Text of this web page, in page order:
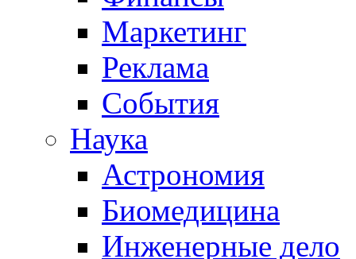
Маркетинг
Реклама
События
Наука
Астрономия
Биомедицина
Инженерные дело